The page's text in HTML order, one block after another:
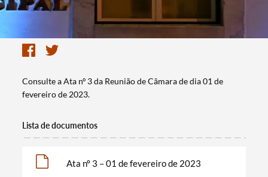
Consulte a Ata nº 3 da Reunião de Câmara de dia 01 de
fevereiro de 2023.
Lista de documentos
Ata nº 3 – 01 de fevereiro de 2023